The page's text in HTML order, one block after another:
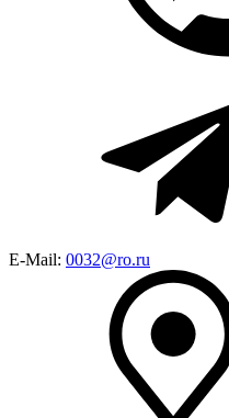
E-Mail: 0032@ro.ru